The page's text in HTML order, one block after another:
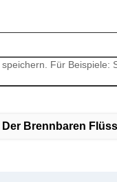
Für Beispiele:
Brennbaren